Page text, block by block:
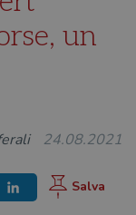
un
24.08.2021